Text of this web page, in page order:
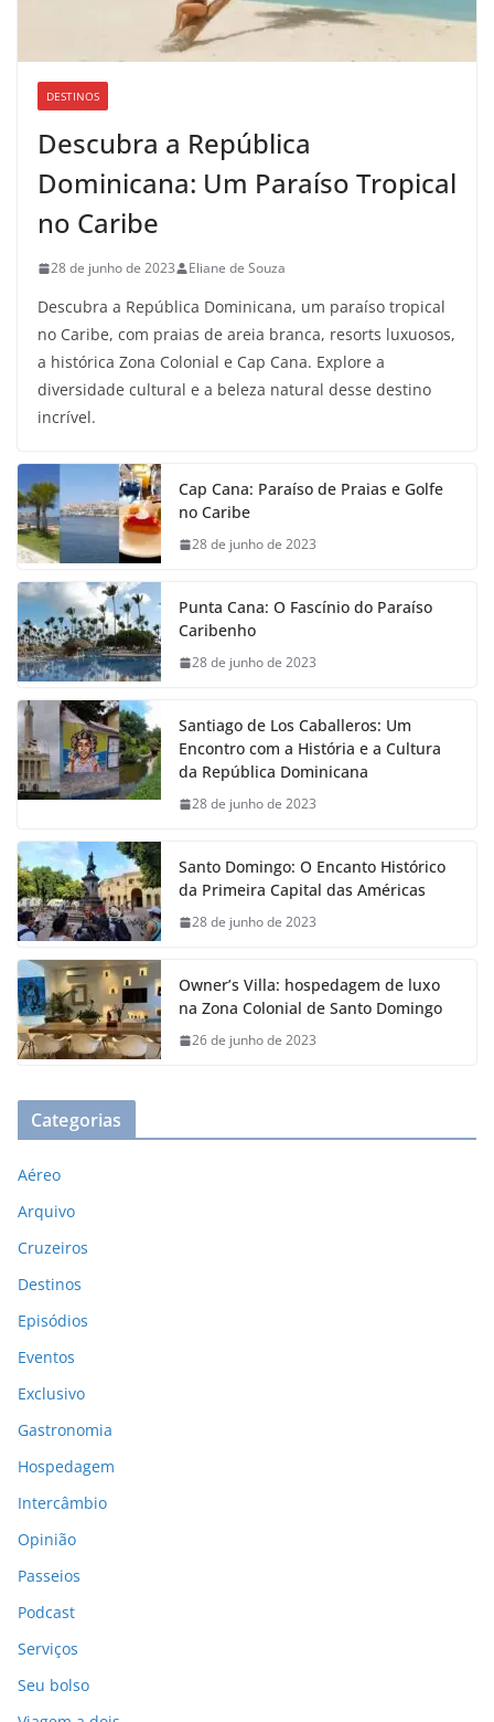
DESTINOS
Descubra a República
Dominicana: Um Paraíso Tropical
no Caribe
28 de junho de 2023 Eliane de Souza
Descubra a República Dominicana, um paraíso tropical
no Caribe, com praias de areia branca, resorts luxuosos,
a histórica Zona Colonial e Cap Cana. Explore a
diversidade cultural e a beleza natural desse destino
incrível.
Cap Cana: Paraíso de Praias e Golfe
no Caribe
28 de junho de 2023
Punta Cana: O Fascínio do Paraíso
Caribenho
28 de junho de 2023
Santiago de Los Caballeros: Um
Encontro com a História e a Cultura
da República Dominicana
28 de junho de 2023
Santo Domingo: O Encanto Histórico
da Primeira Capital das Américas
28 de junho de 2023
Owner’s Villa: hospedagem de luxo
na Zona Colonial de Santo Domingo
26 de junho de 2023
Categorias
Aéreo
Arquivo
Cruzeiros
Destinos
Episódios
Eventos
Exclusivo
Gastronomia
Hospedagem
Intercâmbio
Opinião
Passeios
Podcast
Serviços
Seu bolso